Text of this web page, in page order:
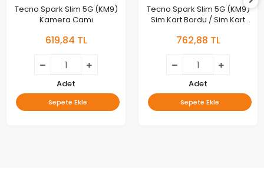
Tecno Spark Slim 5G (KM9)
Kamera Camı
619,84 TL
Adet
Sepete Ekle
Tecno Spark Slim 5G (KM9)
Sim Kart Bordu / Sim Kart
762,88 TL
Adet
Sepete Ekle